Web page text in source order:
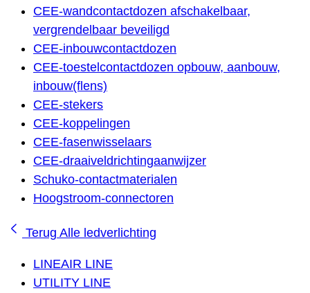
CEE-wandcontactdozen afschakelbaar,
vergrendelbaar beveiligd
CEE-inbouwcontactdozen
CEE-toestelcontactdozen opbouw, aanbouw,
inbouw(flens)
CEE-stekers
CEE-koppelingen
CEE-fasenwisselaars
CEE-draaiveldrichtingaanwijzer
Schuko-contactmaterialen
Hoogstroom-connectoren
Terug Alle ledverlichting
LINEAIR LINE
UTILITY LINE